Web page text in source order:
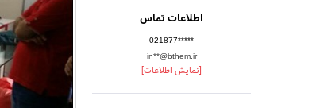
اطلاعات تماس
021877*****
in**@bthem.ir
[نمایش اطلاعات]